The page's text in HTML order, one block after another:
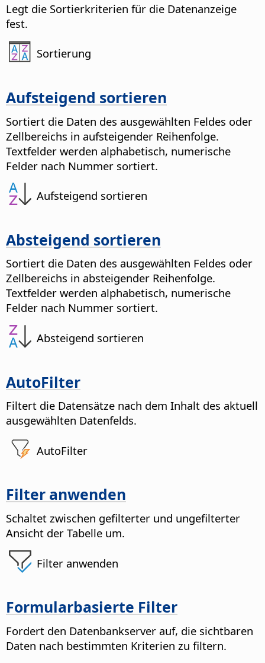
Legt die Sortierkriterien für die Datenanzeige
fest.
Sortierung
Aufsteigend sortieren
Sortiert die Daten des ausgewählten Feldes oder
Zellbereichs in aufsteigender Reihenfolge.
Textfelder werden alphabetisch, numerische
Felder nach Nummer sortiert.
Aufsteigend sortieren
Absteigend sortieren
Sortiert die Daten des ausgewählten Feldes oder
Zellbereichs in absteigender Reihenfolge.
Textfelder werden alphabetisch, numerische
Felder nach Nummer sortiert.
Absteigend sortieren
AutoFilter
Filtert die Datensätze nach dem Inhalt des aktuell
ausgewählten Datenfelds.
AutoFilter
Filter anwenden
Schaltet zwischen gefilterter und ungefilterter
Ansicht der Tabelle um.
Filter anwenden
Formularbasierte Filter
Fordert den Datenbankserver auf, die sichtbaren
Daten nach bestimmten Kriterien zu filtern.